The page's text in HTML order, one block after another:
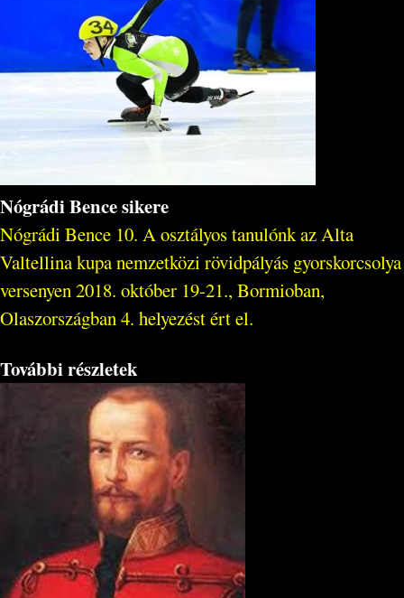
Nógrádi Bence sikere
Nógrádi Bence 10. A osztályos tanulónk az Alta
Valtellina kupa nemzetközi rövidpályás gyorskorcsolya
versenyen 2018. október 19-21., Bormioban,
Olaszországban 4. helyezést ért el.
További részletek